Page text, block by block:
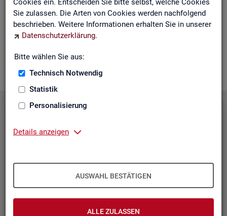
Cookies ein. Entscheiden Sie bitte selbst, welche Cookies
Sie zulassen. Die Arten von Cookies werden nachfolgend
beschrieben. Weitere Informationen erhalten Sie in unserer
Datenschutzerklärung.
Bitte wählen Sie aus:
Technisch Notwendig
Statistik
Personalisierung
Details anzeigen
AUSWAHL BESTÄTIGEN
ALLE ZULASSEN
In der Me­dia­thek fin­den Sie leicht ver­ständ­li­che Kurz­vi­de­os
zu zen­tra­len The­men der Sta­tis­tik der BA. Wir er­gän­zen unser
Vi­deo­an­ge­bot nach und nach. Wün­schen Sie sich ein Video
zu einem be­stimm­ten Thema? Dann kon­tak­tie­ren Sie